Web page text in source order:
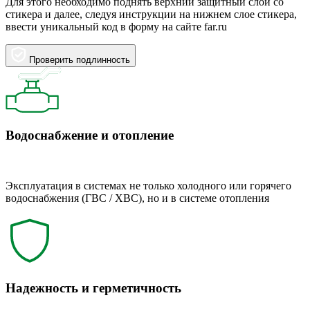
стикера и далее, следуя инструкции на нижнем слое стикера,
ввести уникальный код в форму на сайте far.ru
Проверить подлинность
Водоснабжение и отопление
Эксплуатация в системах не только холодного или горячего
водоснабжения (ГВС / ХВС), но и в системе отопления
Надежность и герметичность